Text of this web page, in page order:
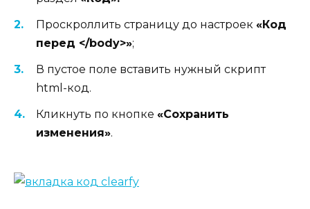
Проскроллить страницу до настроек «Код
перед </body>»;
В пустое поле вставить нужный скрипт
html-код.
Кликнуть по кнопке «Сохранить
изменения».